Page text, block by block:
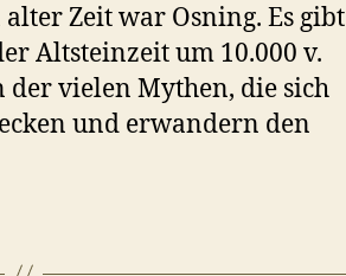
Zeit war Osning. Es gibt
Altsteinzeit um 10.000 v.
vielen Mythen, die sich
und erwandern den